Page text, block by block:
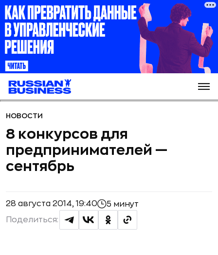
НОВОСТИ
8 конкурсов для
предпринимателей —
сентябрь
28 августа 2014, 19:40 5 минут
Поделиться: